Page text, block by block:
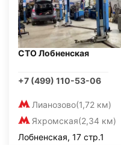
СТО Лобненская
+7 (499) 110-53-06
Лианозово(1,72 км)
Яхромская(2,34 км)
Лобненская, 17 стр.1